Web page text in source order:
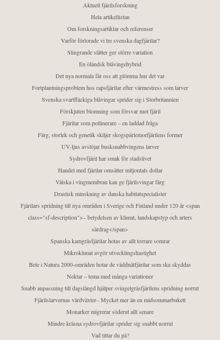
Aktuell fjärilsforskning
Hela artikellistan
Om forskningsartiklar och referenser
Varför förlorade vi tre svenska dagfjärilar?
Slingrande slåtter ger större variation
En öländsk blåvingehybrid
Det nya normala får oss att glömma hur det var
Fortplantningsproblem hos rapsfjärilar efter värmestress som larver
Svenska svartfläckiga blåvingar sprider sig i Storbritannien
Förskjuten blomning som försvar mot fjäril
Fjärilar som pollinerare – en laddad fråga
Färg, storlek och genetik skiljer skogspärlemorfjärilens former
UV-ljus avslöjar busksnabbvingens larver
Sydrovfjäril har smak för stadslivet
Handel med fjärilar omsätter miljontals dollar
Vätska i vingmembran kan ge fjärilsvingar färg
Drastisk minskning av danska habitatspecialister
Fjärilars spridning till nya områden i Sverige och Finland under 120 år <span
class="sf-description">– betydelsen av klimat, landskapstyp och arters
särdrag</span>
Spanska kamgräsfjärilar hotas av allt torrare somrar
Mikroklimat avgör utvecklingshastighet
Bete i Natura 2000-områden hotar de väddnätfjärilar som ska skyddas
Nektar – tema med många variationer
Snabb anpassning till dagslängd hjälper svingelgräsfjärilens spridning norrut
Fjärilslarvernas värdväxter– Mycket mer än en midsommarbukett
Monarker migrerar söderut allt senare
Mindre kräsna sydrovfjärilar sprider sig snabbt norrut
Vad tittar du på?